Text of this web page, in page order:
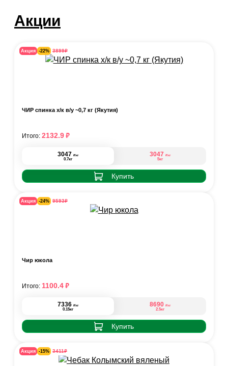
Акции
Акция -22% 3899₽
ЧИР спинка х/к в/у ~0,7 кг (Якутия)
3047 ₽/кг
0.7кг
3047 ₽/кг
5кг
Купить
Итого: 2132.9₽
Акция -24% 9593₽
Чир юкола
7336 ₽/кг
0.15кг
8690 ₽/кг
2.5кг
Купить
Итого: 1100.4₽
Акция -15% 3411₽